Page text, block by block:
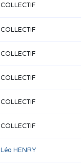
COLLECTIF
COLLECTIF
COLLECTIF
COLLECTIF
COLLECTIF
COLLECTIF
Léo HENRY